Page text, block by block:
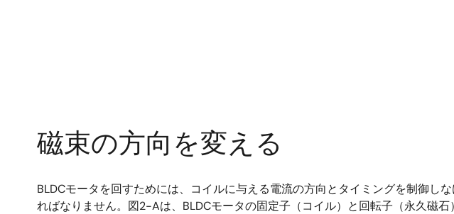
磁束の方向を変える
BLDCモータを回すためには、コイルに与える電流の方向とタイミングを制御しな
ればなりません。図2-Aは、BLDCモータの固定子（コイル）と回転子（永久磁石）